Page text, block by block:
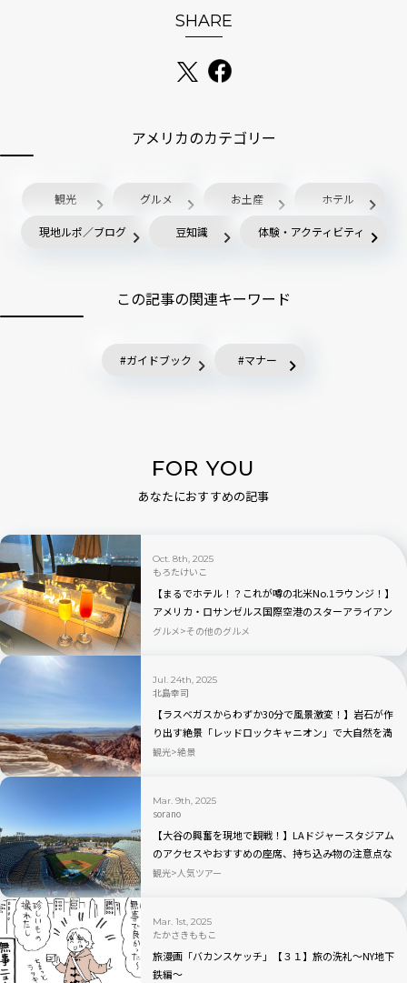
SHARE
アメリカのカテゴリー
観光 グルメ お土産 ホテル
現地ルポ／ブログ 豆知識 体験・アクティビティ
この記事の関連キーワード
ガイドブック マナー
FOR YOU
あなたにおすすめの記事
Oct. 8th, 2025
もろたけいこ
【まるでホテル！？これが噂の北米No.1ラウンジ！】
アメリカ・ロサンゼルス国際空港のスターアライアン
ス・ラウンジの魅力を全公開！
グルメ その他のグルメ
Jul. 24th, 2025
北島幸司
【ラスベガスからわずか30分で風景激変！】岩石が作
り出す絶景「レッドロックキャニオン」で大自然を満
喫！
観光 絶景
Mar. 9th, 2025
sorano
【大谷の興奮を現地で観戦！】LAドジャースタジアム
のアクセスやおすすめの座席、持ち込み物の注意点な
どを徹底解説！
観光 人気ツアー
Mar. 1st, 2025
たかさきももこ
旅漫画「バカンスケッチ」【３１】旅の洗礼〜NY地下
鉄編〜